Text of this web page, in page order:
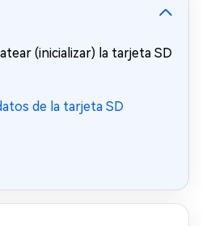
(inicializar) la tarjeta SD
de la tarjeta SD